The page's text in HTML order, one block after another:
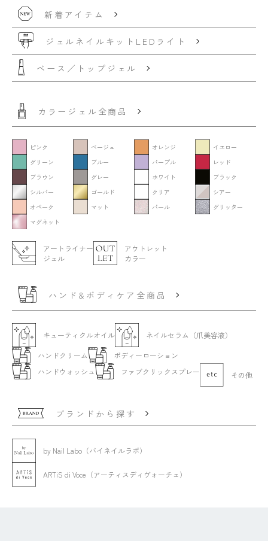
新着アイテム
ジェルネイルキット LEDライト
ベース／トップジェル
カラージェル全商品
ピンク ベージュ オレンジ
イエロー
グリーン
ブルー パープル
レッド
ブラウン
グレー ホワイト
ブラック
シルバー
ゴールド クリア
シアー
オペーク
マット パール
グリッター
マグネット
アートライナー
ジェル
アウトレット
カラー
ハンド&ボディケア全商品
キューティクルオイル
ネイルセラム（爪美容液）
ハンドクリーム
ボディーローション
ハンドウォッシュ
ファブクリックスプレー その他
ブランドから探す
by Nail Labo（バイネイルラボ）
ARTiS di Voce（アーティスディヴォーチェ）